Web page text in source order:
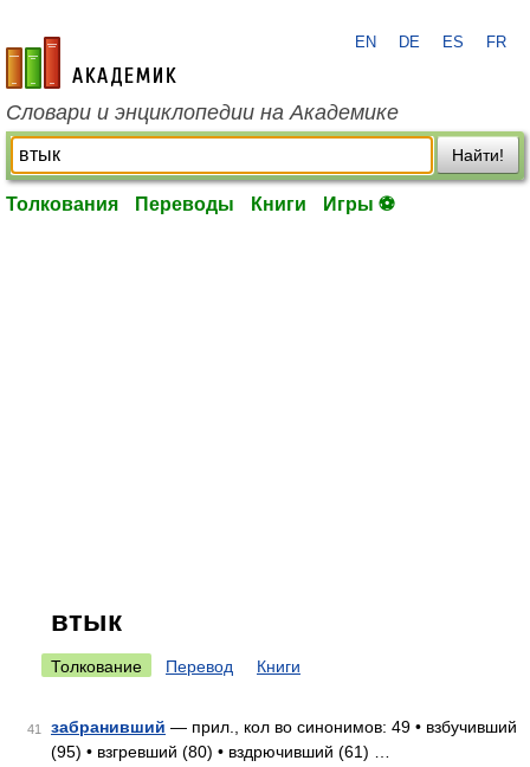
academic.ru
EN DE ES FR
Словари и энциклопедии на Академике
Найти!
Толкования Переводы Книги Игры ⚽
втык
Толкование Перевод Книги
41 забранивший — прил., кол во синонимов: 49 • взбучивший
(95) • взгревший (80) • вздрючивший (61) …